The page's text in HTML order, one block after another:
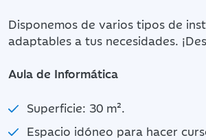
Disponemos de varios tipos de
adaptables a tus necesidades.
Aula de Informática
Superficie: 30 m².
Espacio idóneo para hacer